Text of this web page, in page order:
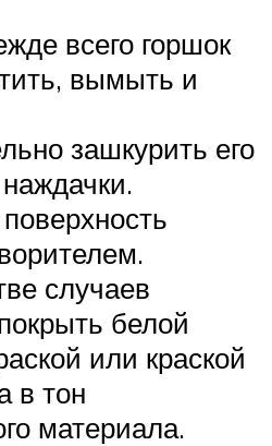
всего горшок
вымыть и
зашкурить его
случаев
белой
или краской
в тон
материала.